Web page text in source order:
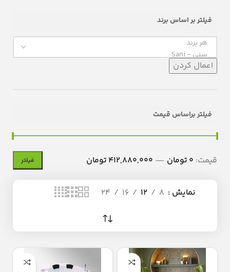
فیلتر بر اساس برند
اعمال کردن
فیلتر براساس قیمت
فیلتر قیمت: 0 تومان — 412,880,000 تومان
نمایش 8
12
16
24